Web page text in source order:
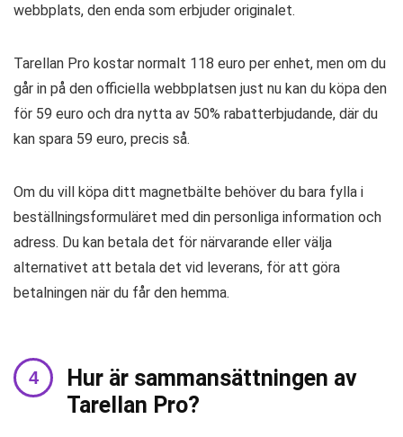
webbplats, den enda som erbjuder originalet.
Tarellan Pro kostar normalt 118 euro per enhet, men om du
går in på den officiella webbplatsen just nu kan du köpa den
för 59 euro och dra nytta av 50% rabatterbjudande, där du
kan spara 59 euro, precis så.
Om du vill köpa ditt magnetbälte behöver du bara fylla i
beställningsformuläret med din personliga information och
adress. Du kan betala det för närvarande eller välja
alternativet att betala det vid leverans, för att göra
betalningen när du får den hemma.
Hur är sammansättningen av
Tarellan Pro?